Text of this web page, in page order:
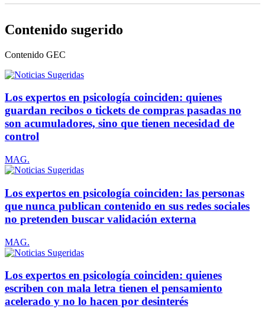
Contenido sugerido
Contenido GEC
Los expertos en psicología coinciden: quienes
guardan recibos o tickets de compras pasadas no
son acumuladores, sino que tienen necesidad de
control
MAG.
Los expertos en psicología coinciden: las personas
que nunca publican contenido en sus redes sociales
no pretenden buscar validación externa
MAG.
Los expertos en psicología coinciden: quienes
escriben con mala letra tienen el pensamiento
acelerado y no lo hacen por desinterés